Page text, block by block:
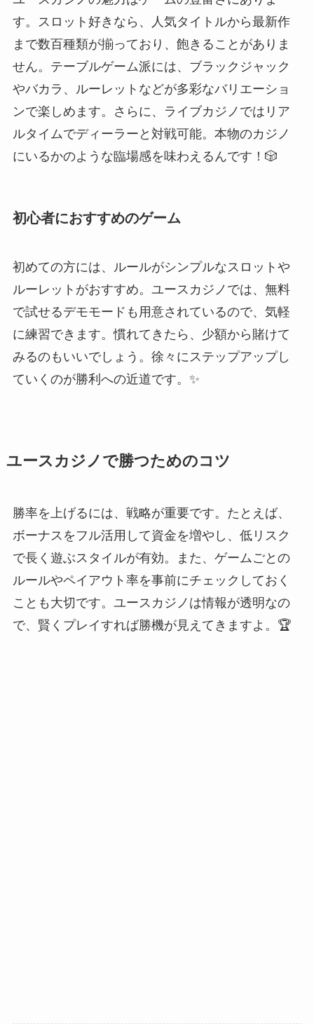
す。スロット好きなら、人気タイトルから最新作
まで数百種類が揃っており、飽きることがありま
せん。テーブルゲーム派には、ブラックジャック
やバカラ、ルーレットなどが多彩なバリエーショ
ンで楽しめます。さらに、ライブカジノではリア
ルタイムでディーラーと対戦可能。本物のカジノ
にいるかのような臨場感を味わえるんです！🎲
初心者におすすめのゲーム
初めての方には、ルールがシンプルなスロットや
ルーレットがおすすめ。ユースカジノでは、無料
で試せるデモモードも用意されているので、気軽
に練習できます。慣れてきたら、少額から賭けて
みるのもいいでしょう。徐々にステップアップし
ていくのが勝利への近道です。✨
ユースカジノで勝つためのコツ
勝率を上げるには、戦略が重要です。たとえば、
ボーナスをフル活用して資金を増やし、低リスク
で長く遊ぶスタイルが有効。また、ゲームごとの
ルールやペイアウト率を事前にチェックしておく
ことも大切です。ユースカジノは情報が透明なの
で、賢くプレイすれば勝機が見えてきますよ。🏆